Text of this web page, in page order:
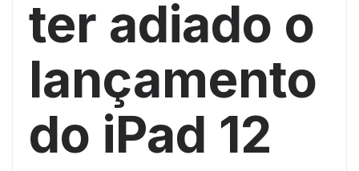
ter adiado o
lançamento
do iPad 12